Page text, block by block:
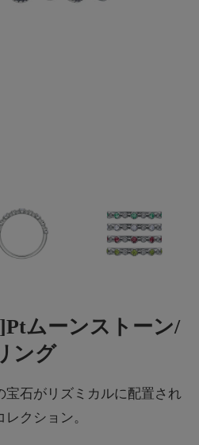
ムーンストーン/
ング
宝石がリズミカルに配置され
クション。